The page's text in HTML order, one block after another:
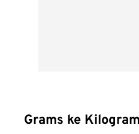
Grams ke